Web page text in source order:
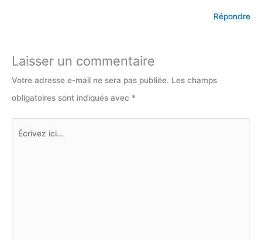
Répondre
Laisser un commentaire
Votre adresse e-mail ne sera pas publiée. Les champs
obligatoires sont indiqués avec *